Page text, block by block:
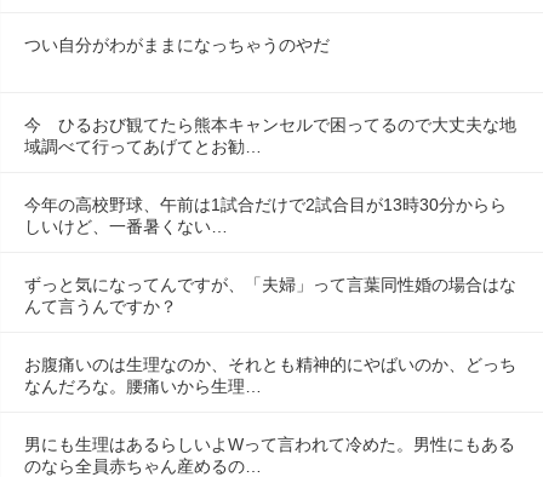
つい自分がわがままになっちゃうのやだ
今　ひるおび観てたら熊本キャンセルで困ってるので大丈夫な地
域調べて行ってあげてとお勧…
今年の高校野球、午前は1試合だけで2試合目が13時30分からら
しいけど、一番暑くない…
ずっと気になってんですが、「夫婦」って言葉同性婚の場合はな
んて言うんですか？
お腹痛いのは生理なのか、それとも精神的にやばいのか、どっち
なんだろな。腰痛いから生理…
男にも生理はあるらしいよWって言われて冷めた。男性にもある
のなら全員赤ちゃん産めるの…